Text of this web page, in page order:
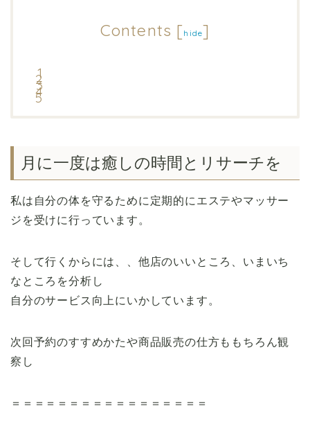
Contents [ hide]
月に一度は癒しの時間とリサーチを
私は自分の体を守るために定期的にエステやマッサー
ジを受けに行っています。
そして行くからには、、他店のいいところ、いまいち
なところを分析し
自分のサービス向上にいかしています。
次回予約のすすめかたや商品販売の仕方ももちろん観
察し
＝＝＝＝＝＝＝＝＝＝＝＝＝＝＝＝＝